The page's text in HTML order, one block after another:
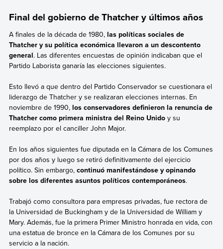
Final del gobierno de Thatcher y últimos años
A finales de la década de 1980, las políticas sociales de
Thatcher y su política económica llevaron a un descontento
general. Las diferentes encuestas de opinión indicaban que el
Partido Laborista ganaría las elecciones siguientes.
Esto llevó a que dentro del Partido Conservador se cuestionara el
liderazgo de Thatcher y se realizaran elecciones internas. En
noviembre de 1990,los conservadores definieron la renuncia de
Thatcher como primera ministra del Reino Unidoy su
reemplazo por el canciller John Major.
En los años siguientes fue diputada en la Cámara de los Comunes
por dos años y luego se retiró definitivamente del ejercicio
político. Sin embargo,continuó manifestándose y opinando
sobre los diferentes asuntos políticos contemporáneos.
Trabajó como consultora para empresas privadas, fue rectora de
la Universidad de Buckingham y de la Universidad de William y
Mary. Además, fue la primera Primer Ministro honrada en vida, con
una estatua de bronce en la Cámara de los Comunes por su
servicio a la nación.